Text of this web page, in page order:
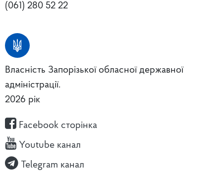
(061) 280 52 22
Власність Запорізької обласної державної
адміністрації.
2026 рік
Facebook сторінка
Youtube канал
Telegram канал